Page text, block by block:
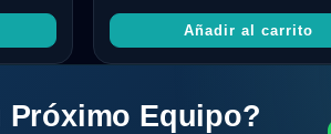
Añadir al carrito
Próximo Equipo?